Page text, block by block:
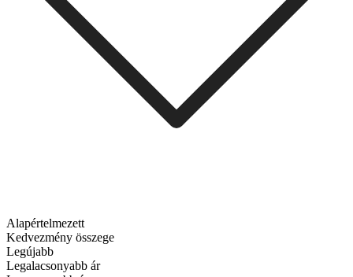
Alapértelmezett
Kedvezmény összege
Legújabb
Legalacsonyabb ár